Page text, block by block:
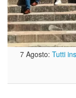
7 Agosto: Tutti